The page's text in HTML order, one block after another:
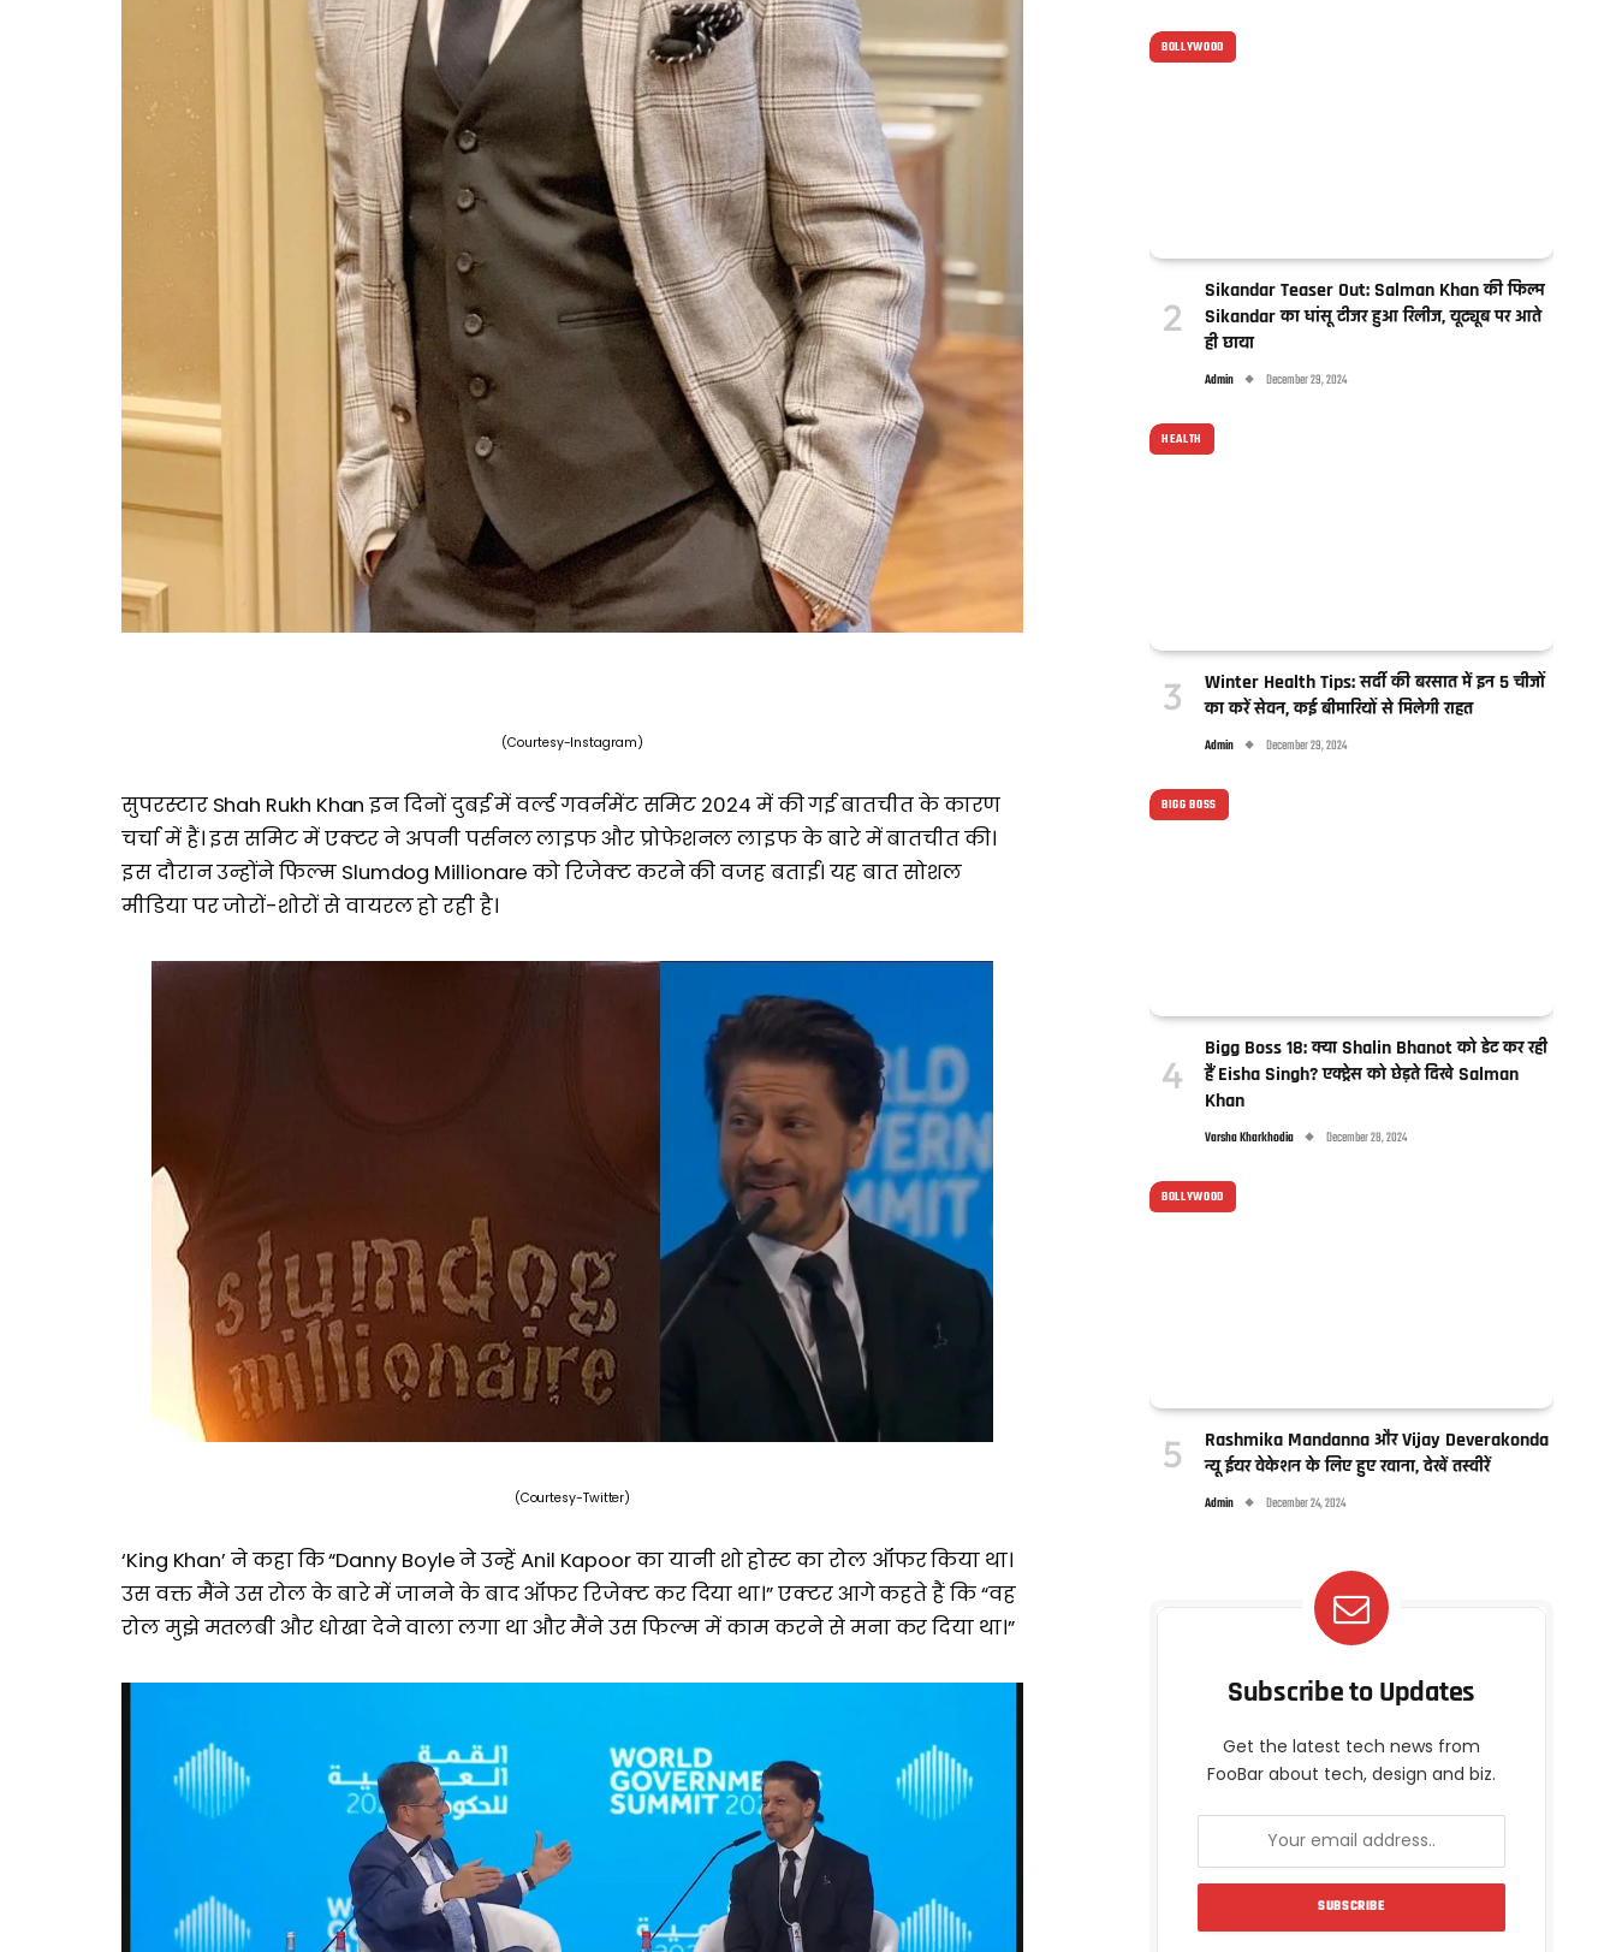
(Courtesy-Instagram)
सुपरस्टार Shah Rukh Khan इन दिनों दुबई में वर्ल्ड गवर्नमेंट समिट 2024 में की गई बातचीत के कारण
चर्चा में हैं। इस समिट में एक्टर ने अपनी पर्सनल लाइफ और प्रोफेशनल लाइफ के बारे में बातचीत की।
इस दौरान उन्होंने फिल्म Slumdog Millionare को रिजेक्ट करने की वजह बताई। यह बात सोशल
मीडिया पर जोरों-शोरों से वायरल हो रही है।
(Courtesy-Twitter)
‘King Khan’ ने कहा कि “Danny Boyle ने उन्हें Anil Kapoor का यानी शो होस्ट का रोल ऑफर किया था।
उस वक्त मैंने उस रोल के बारे में जानने के बाद ऑफर रिजेक्ट कर दिया था।” एक्टर आगे कहते हैं कि “वह
रोल मुझे मतलबी और धोखा देने वाला लगा था और मैंने उस फिल्म में काम करने से मना कर दिया था।”
BOLLYWOOD
Sikandar Teaser Out: Salman Khan की फिल्म
Sikandar का धांसू टीजर हुआ रिलीज, यूट्यूब पर आते
ही छाया
Admin December 29, 2024
HEALTH
Winter Health Tips: सर्दी की बरसात में इन 5 चीजों
का करें सेवन, कई बीमारियों से मिलेगी राहत
Admin December 29, 2024
BIGG BOSS
Bigg Boss 18: क्या Shalin Bhanot को डेट कर रही
हैं Eisha Singh? एक्ट्रेस को छेड़ते दिखे Salman
Khan
Varsha Kharkhodia December 28, 2024
BOLLYWOOD
Rashmika Mandanna और Vijay Deverakonda
न्यू ईयर वेकेशन के लिए हुए रवाना, देखें तस्वीरें
Admin December 24, 2024
Subscribe to Updates
Get the latest tech news from
FooBar about tech, design and biz.